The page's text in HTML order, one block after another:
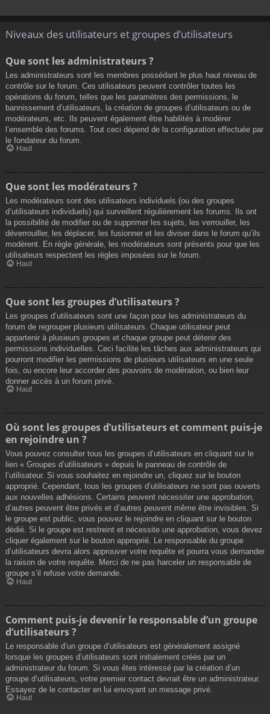
Niveaux des utilisateurs et groupes d’utilisateurs
Que sont les administrateurs ?
Les administrateurs sont les membres possédant le plus haut niveau de
contrôle sur le forum. Ces utilisateurs peuvent contrôler toutes les
opérations du forum, telles que les paramètres des permissions, le
bannissement d’utilisateurs, la création de groupes d’utilisateurs ou de
modérateurs, etc. Ils peuvent également être habilités à modérer
l’ensemble des forums. Tout ceci dépend de la configuration effectuée par
le fondateur du forum.
Haut
Que sont les modérateurs ?
Les modérateurs sont des utilisateurs individuels (ou des groupes
d’utilisateurs individuels) qui surveillent régulièrement les forums. Ils ont
la possibilité de modifier ou de supprimer les sujets, les verrouiller, les
déverrouiller, les déplacer, les fusionner et les diviser dans le forum qu’ils
modèrent. En règle générale, les modérateurs sont présents pour que les
utilisateurs respectent les règles imposées sur le forum.
Haut
Que sont les groupes d’utilisateurs ?
Les groupes d’utilisateurs sont une façon pour les administrateurs du
forum de regrouper plusieurs utilisateurs. Chaque utilisateur peut
appartenir à plusieurs groupes et chaque groupe peut détenir des
permissions individuelles. Ceci facilite les tâches aux administrateurs qui
pourront modifier les permissions de plusieurs utilisateurs en une seule
fois, ou encore leur accorder des pouvoirs de modération, ou bien leur
donner accès à un forum privé.
Haut
Où sont les groupes d’utilisateurs et comment puis-je
en rejoindre un ?
Vous pouvez consulter tous les groupes d’utilisateurs en cliquant sur le
lien « Groupes d’utilisateurs » depuis le panneau de contrôle de
l’utilisateur. Si vous souhaitez en rejoindre un, cliquez sur le bouton
approprié. Cependant, tous les groupes d’utilisateurs ne sont pas ouverts
aux nouvelles adhésions. Certains peuvent nécessiter une approbation,
d’autres peuvent être privés et d’autres peuvent même être invisibles. Si
le groupe est public, vous pouvez le rejoindre en cliquant sur le bouton
dédié. Si le groupe est restreint et nécessite une approbation, vous devez
cliquer également sur le bouton approprié. Le responsable du groupe
d’utilisateurs devra alors approuver votre requête et pourra vous demander
la raison de votre requête. Merci de ne pas harceler un responsable de
groupe s’il refuse votre demande.
Haut
Comment puis-je devenir le responsable d’un groupe
d’utilisateurs ?
Le responsable d’un groupe d’utilisateurs est généralement assigné
lorsque les groupes d’utilisateurs sont initialement créés par un
administrateur du forum. Si vous êtes intéressé par la création d’un
groupe d’utilisateurs, votre premier contact devrait être un administrateur.
Essayez de le contacter en lui envoyant un message privé.
Haut